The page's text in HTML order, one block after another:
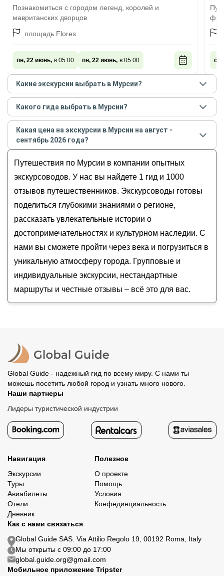
Познакомиться с городом легенд, королей и
мавританских дворцов
площадь Flores
пн, 22 июнь, в 05:00 пн, 22 июнь, в 05:00 сб,
Какие экскурсии выбрать в Мурсии?
Самые популярные экскурсиив Мурсиив августе -
сентябре 2026года:
Легенды королевской Мурсии
Один день в прекрасной Мурсии!
Тайны старой Мурсии
Какого гида выбрать в Мурсии?
Лучшие гидыв Мурсиипо рейтингу и отзывам в
августе 2026 года:
Кирилл
Какая цена на экскурсии в Мурсии на август -
сентябрь 2026 года?
2026года от 150до 200 EUR
Путешествия по Мурсии в компании опытных
экскурсоводов. У нас вы найдете 1 гид и 1000
отзывов путешественников. Экскурсоводы готовы
поделиться глубокими знаниями о регионе,
рассказать увлекательные истории о
достопримечательностях и культурном наследии. С
нами вы сможете пройти через века и погрузиться в
уникальную атмосферу города. Групповые и
индивидуальные экскурсии, нестандартные
маршруты и честные отзывы – всё это для вас.
Global Guide - надежный гид по всему миру. С нами ты
можешь посетить любой город и узнать много нового.
Наши партнеры
Лидеры туристической индустрии
Навигация
Экскурсии
Туры
Авиабилеты
Отели
Дневник
Полезное
О проекте
Помощь
Условия
Конфединциальность
Как с нами связаться
Global Guide SAS. Via Attilio Regolo 19, 00192 Roma, Italy
Мы открыты с 09:00 до 17:00
global.guide.org@gmail.com
Мобильное приложение Tripster